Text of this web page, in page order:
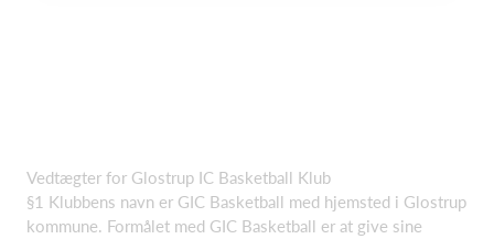
Vedtægter for Glostrup IC Basketball Klub
§1 Klubbens navn er GIC Basketball med hjemsted i Glostrup
kommune. Formålet med GIC Basketball er at give sine